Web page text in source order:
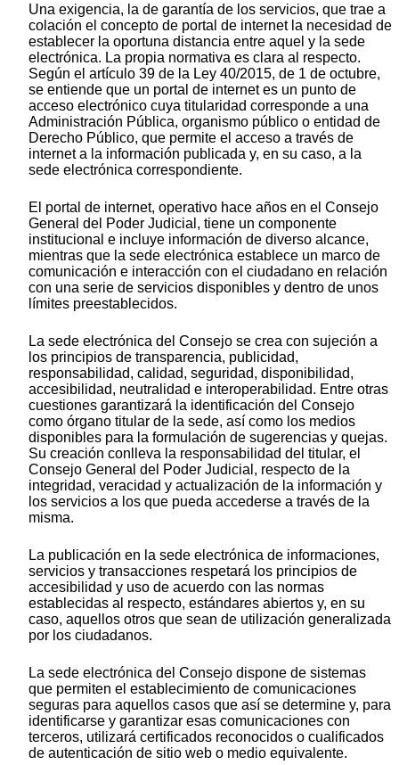
Una exigencia, la de garantía de los servicios, que trae a
colación el concepto de portal de internet la necesidad de
establecer la oportuna distancia entre aquel y la sede
electrónica. La propia normativa es clara al respecto.
Según el artículo 39 de la Ley 40/2015, de 1 de octubre,
se entiende que un portal de internet es un punto de
acceso electrónico cuya titularidad corresponde a una
Administración Pública, organismo público o entidad de
Derecho Público, que permite el acceso a través de
internet a la información publicada y, en su caso, a la
sede electrónica correspondiente.
El portal de internet, operativo hace años en el Consejo
General del Poder Judicial, tiene un componente
institucional e incluye información de diverso alcance,
mientras que la sede electrónica establece un marco de
comunicación e interacción con el ciudadano en relación
con una serie de servicios disponibles y dentro de unos
límites preestablecidos.
La sede electrónica del Consejo se crea con sujeción a
los principios de transparencia, publicidad,
responsabilidad, calidad, seguridad, disponibilidad,
accesibilidad, neutralidad e interoperabilidad. Entre otras
cuestiones garantizará la identificación del Consejo
como órgano titular de la sede, así como los medios
disponibles para la formulación de sugerencias y quejas.
Su creación conlleva la responsabilidad del titular, el
Consejo General del Poder Judicial, respecto de la
integridad, veracidad y actualización de la información y
los servicios a los que pueda accederse a través de la
misma.
La publicación en la sede electrónica de informaciones,
servicios y transacciones respetará los principios de
accesibilidad y uso de acuerdo con las normas
establecidas al respecto, estándares abiertos y, en su
caso, aquellos otros que sean de utilización generalizada
por los ciudadanos.
La sede electrónica del Consejo dispone de sistemas
que permiten el establecimiento de comunicaciones
seguras para aquellos casos que así se determine y, para
identificarse y garantizar esas comunicaciones con
terceros, utilizará certificados reconocidos o cualificados
de autenticación de sitio web o medio equivalente.